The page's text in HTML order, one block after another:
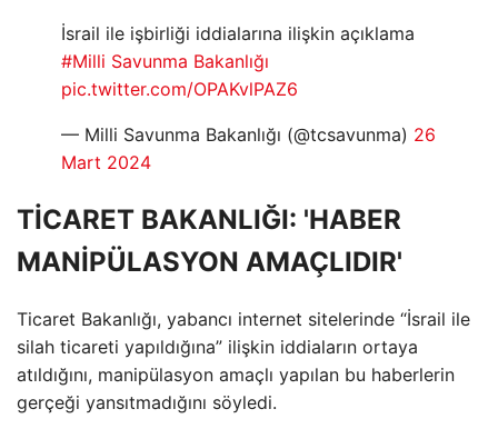
İsrail ile işbirliği iddialarına ilişkin açıklama
#Milli Savunma Bakanlığı
pic.twitter.com/OPAKvlPAZ6
— Milli Savunma Bakanlığı (@tcsavunma) 26
Mart 2024
TİCARET BAKANLIĞI: 'HABER
MANİPÜLASYON AMAÇLIDIR'
Ticaret Bakanlığı, yabancı internet sitelerinde “İsrail ile
silah ticareti yapıldığına” ilişkin iddiaların ortaya
atıldığını, manipülasyon amaçlı yapılan bu haberlerin
gerçeği yansıtmadığını söyledi.